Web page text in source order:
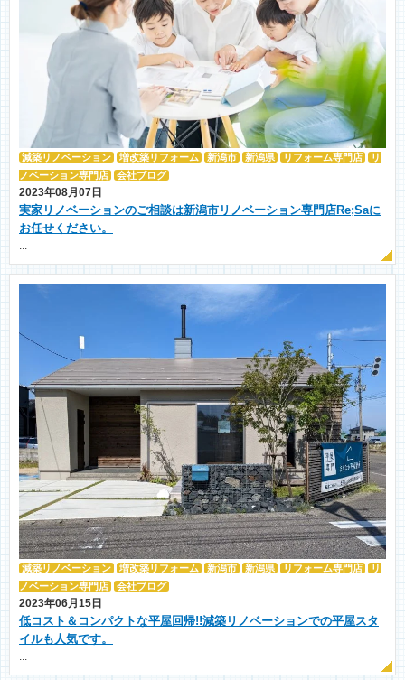
減築リノベーション 増改築リフォーム 新潟市 新潟県 リフォーム専門店
リ
ノベーション専門店
会社ブログ
2023年08月07日
実家リノベーションのご相談は新潟市リノベーション専門店Re;Saに
お任せください。
...
減築リノベーション 増改築リフォーム 新潟市 新潟県 リフォーム専門店
リ
ノベーション専門店
会社ブログ
2023年06月15日
低コスト＆コンパクトな平屋回帰!!減築リノベーションでの平屋スタ
イルも人気です。